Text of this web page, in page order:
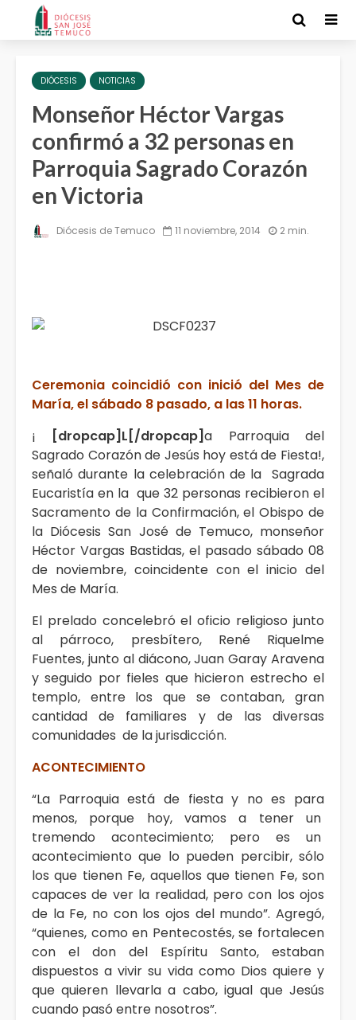
DIÓCESIS NOTICIAS
Monseñor Héctor Vargas
confirmó a 32 personas en
Parroquia Sagrado Corazón
en Victoria
Diócesis de Temuco 11 noviembre, 2014 2 min.
Ceremonia coincidió con inició del Mes de
María, el sábado 8 pasado, a las 11 horas.
¡ [dropcap]L[/dropcap]a Parroquia del
Sagrado Corazón de Jesús hoy está de Fiesta!,
señaló durante la celebración de la Sagrada
Eucaristía en la que 32 personas recibieron el
Sacramento de la Confirmación, el Obispo de
la Diócesis San José de Temuco, monseñor
Héctor Vargas Bastidas, el pasado sábado 08
de noviembre, coincidente con el inicio del
Mes de María.
El prelado concelebró el oficio religioso junto
al párroco, presbítero, René Riquelme
Fuentes, junto al diácono, Juan Garay Aravena
y seguido por fieles que hicieron estrecho el
templo, entre los que se contaban, gran
cantidad de familiares y de las diversas
comunidades de la jurisdicción.
ACONTECIMIENTO
“La Parroquia está de fiesta y no es para
menos, porque hoy, vamos a tener un
tremendo acontecimiento; pero es un
acontecimiento que lo pueden percibir, sólo
los que tienen Fe, aquellos que tienen Fe, son
capaces de ver la realidad, pero con los ojos
de la Fe, no con los ojos del mundo”. Agregó,
“quienes, como en Pentecostés, se fortalecen
con el don del Espíritu Santo, estaban
dispuestos a vivir su vida como Dios quiere y
que quieren llevarla a cabo, igual que Jesús
cuando pasó entre nosotros”.